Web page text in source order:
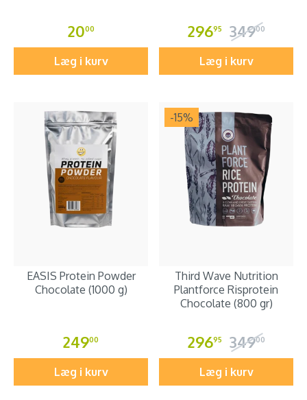
2000
Læg i kurv
29695 34900
Læg i kurv
EASIS Protein Powder
Chocolate (1000 g)
24900
Læg i kurv
-15%
Third Wave Nutrition
Plantforce Risprotein
Chocolate (800 gr)
29695 34900
Læg i kurv